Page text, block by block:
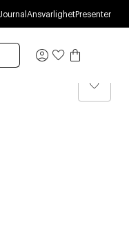
Journal AnsvarlighetPresenter
Logga